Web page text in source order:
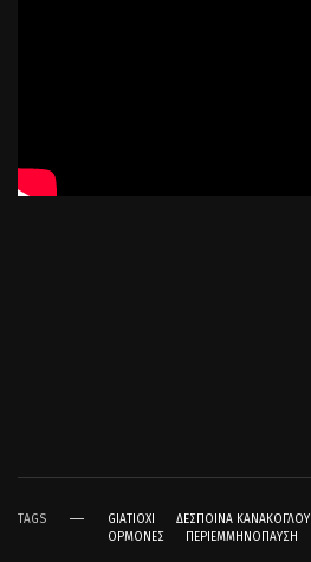
TAGS GIATIOXI ΔΈΣΠΟΙΝΑ ΚΑΝΆΚΟΓΛΟΥ
ΟΡΜΌΝΕΣ
ΠΕΡΙΕΜΜΗΝΌΠΑΥΣΗ